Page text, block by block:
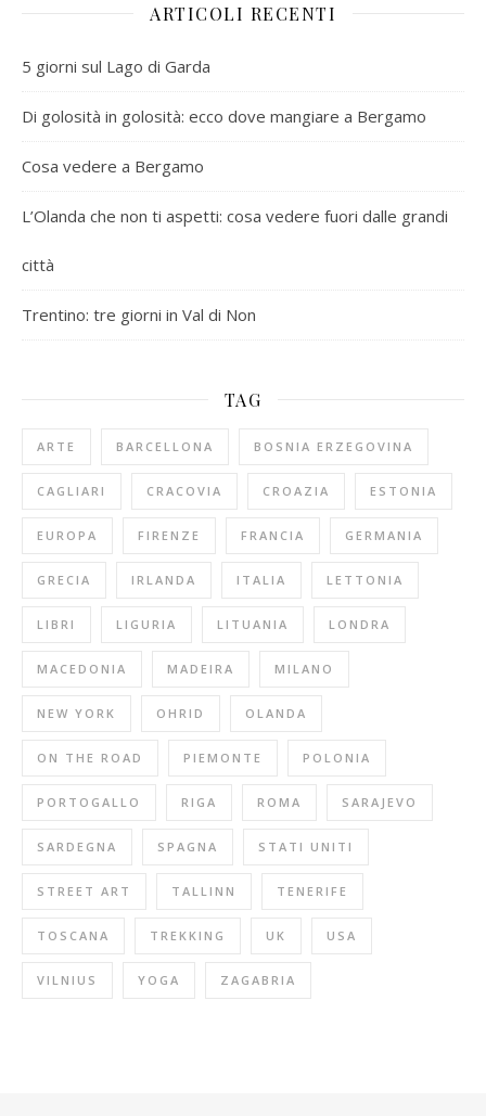
ARTICOLI RECENTI
5 giorni sul Lago di Garda
Di golosità in golosità: ecco dove mangiare a Bergamo
Cosa vedere a Bergamo
L’Olanda che non ti aspetti: cosa vedere fuori dalle grandi
città
Trentino: tre giorni in Val di Non
TAG
ARTE BARCELLONA BOSNIA ERZEGOVINA
CAGLIARI CRACOVIA CROAZIA ESTONIA
EUROPA FIRENZE FRANCIA GERMANIA
GRECIA IRLANDA ITALIA LETTONIA
LIBRI LIGURIA LITUANIA LONDRA
MACEDONIA MADEIRA MILANO
NEW YORK OHRID OLANDA
ON THE ROAD PIEMONTE POLONIA
PORTOGALLO RIGA ROMA SARAJEVO
SARDEGNA SPAGNA STATI UNITI
STREET ART TALLINN TENERIFE
TOSCANA TREKKING UK USA
VILNIUS YOGA ZAGABRIA